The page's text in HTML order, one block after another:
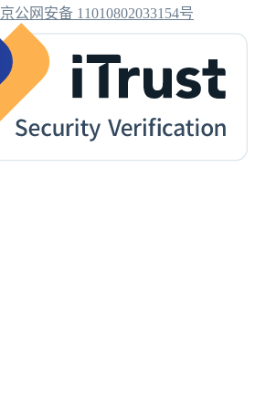
京公网安备 11010802033154号